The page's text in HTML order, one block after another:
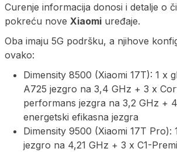
Curenje informacija donosi i detalje o
pokreću nove Xiaomi uređaje.
Oba imaju 5G podršku, a njihove
ovako:
Dimensity 8500 (Xiaomi 17T): 1 x
A725 jezgro na 3,4 GHz + 3 x
performans jezgra na 3,2 GHz +
energetski efikasna jezgra
Dimensity 9500 (Xiaomi 17T Pro):
jezgro na 4,21 GHz + 3 x C1-